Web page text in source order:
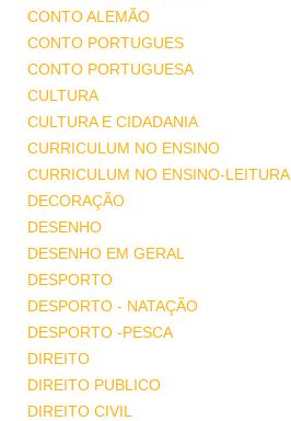
CONTO ALEMÃO
CONTO PORTUGUES
CONTO PORTUGUESA
CULTURA
CULTURA E CIDADANIA
CURRICULUM NO ENSINO
CURRICULUM NO ENSINO-LEITURA
DECORAÇÃO
DESENHO
DESENHO EM GERAL
DESPORTO
DESPORTO - NATAÇÃO
DESPORTO -PESCA
DIREITO
DIREITO PUBLICO
DIREITO CIVIL